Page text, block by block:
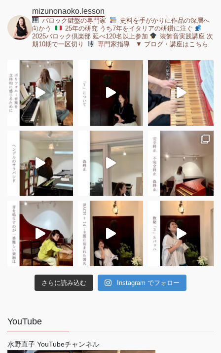
mizunonaoko.lesson
バロック鍵盤の専門家
史料を手がかりに作品の深層へ
向かう
25年の研究 うち7年をイタリアの研鑽に注ぐ
2025バロック倶楽部 延べ120名以上参加
装飾音実践講座 次
期10期で一区切り
専門家指導 ▼ ブログ・講座はこちら
さらに読み込む Instagram でフォロー
YouTube
水野直子 YouTubeチャンネル